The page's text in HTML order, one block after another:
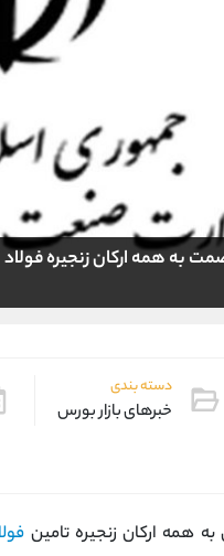
به همه ارکان زنجیره فولاد
دسته بندی
خبرهای بازار بورس
همه ارکان زنجیره تامین